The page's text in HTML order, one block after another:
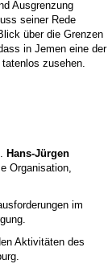
Ausgrenzung
seiner Rede
über die Grenzen
in Jemen eine der
zusehen.
Hans-Jürgen
Organisation,
im
Aktivitäten des